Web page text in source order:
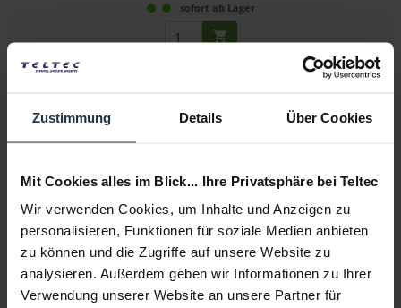
Zustimmung Details Über Cookies
Mit Cookies alles im Blick... Ihre Privatsphäre bei Teltec
Wir verwenden Cookies, um Inhalte und Anzeigen zu
personalisieren, Funktionen für soziale Medien anbieten
zu können und die Zugriffe auf unsere Website zu
analysieren. Außerdem geben wir Informationen zu Ihrer
Verwendung unserer Website an unsere Partner für
sofort ab Lager
Sachtler System FSB 10 Mk II ENG CF GS
System 100 mm aus Stativ, Fluidkopf, Bodenspinne...
Artikelnummer: 12300894